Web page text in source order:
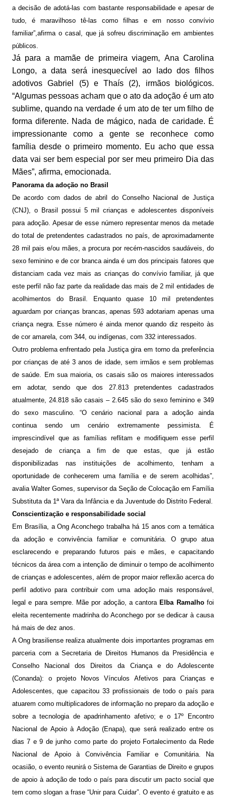
a decisão de adotá-las com bastante responsabilidade e apesar de
tudo, é maravilhoso tê-las como filhas e em nosso convívio
familiar”,afirma o casal, que já sofreu discriminação em ambientes
públicos.
Já para a mamãe de primeira viagem, Ana Carolina
Longo, a data será inesquecível ao lado dos filhos
adotivos Gabriel (5) e Thaís (2), irmãos biológicos.
“Algumas pessoas acham que o ato da adoção é um ato
sublime, quando na verdade é um ato de ter um filho de
forma diferente. Nada de mágico, nada de caridade. É
impressionante como a gente se reconhece como
família desde o primeiro momento. Eu acho que essa
data vai ser bem especial por ser meu primeiro Dia das
Mães”, afirma, emocionada.
Panorama da adoção no Brasil
De acordo com dados de abril do Conselho Nacional de Justiça
(CNJ), o Brasil possui 5 mil crianças e adolescentes disponíveis
para adoção. Apesar de esse número representar menos da metade
do total de pretendentes cadastrados no país, de aproximadamente
28 mil pais e/ou mães, a procura por recém-nascidos saudáveis, do
sexo feminino e de cor branca ainda é um dos principais fatores que
distanciam cada vez mais as crianças do convívio familiar, já que
este perfil não faz parte da realidade das mais de 2 mil entidades de
acolhimentos do Brasil. Enquanto quase 10 mil pretendentes
aguardam por crianças brancas, apenas 593 adotariam apenas uma
criança negra. Esse número é ainda menor quando diz respeito às
de cor amarela, com 344, ou indígenas, com 332 interessados.
Outro problema enfrentado pela Justiça gira em torno da preferência
por crianças de até 3 anos de idade, sem irmãos e sem problemas
de saúde. Em sua maioria, os casais são os maiores interessados
em adotar, sendo que dos 27.813 pretendentes cadastrados
atualmente, 24.818 são casais – 2.645 são do sexo feminino e 349
do sexo masculino. “O cenário nacional para a adoção ainda
continua sendo um cenário extremamente pessimista. É
imprescindível que as famílias reflitam e modifiquem esse perfil
desejado de criança a fim de que estas, que já estão
disponibilizadas nas instituições de acolhimento, tenham a
oportunidade de conhecerem uma família e de serem acolhidas”,
avalia Walter Gomes, supervisor da Seção de Colocação em Família
Substituta da 1ª Vara da Infância e da Juventude do Distrito Federal.
Conscientização e responsabilidade social
Em Brasília, a Ong Aconchego trabalha há 15 anos com a temática
da adoção e convivência familiar e comunitária. O grupo atua
esclarecendo e preparando futuros pais e mães, e capacitando
técnicos da área com a intenção de diminuir o tempo de acolhimento
de crianças e adolescentes, além de propor maior reflexão acerca do
perfil adotivo para contribuir com uma adoção mais responsável,
legal e para sempre. Mãe por adoção, a cantora Elba Ramalhofoi
eleita recentemente madrinha do Aconchego por se dedicar à causa
há mais de dez anos.
A Ong brasiliense realiza atualmente dois importantes programas em
parceria com a Secretaria de Direitos Humanos da Presidência e
Conselho Nacional dos Direitos da Criança e do Adolescente
(Conanda): o projeto Novos Vínculos Afetivos para Crianças e
Adolescentes, que capacitou 33 profissionais de todo o país para
atuarem como multiplicadores de informação no preparo da adoção e
sobre a tecnologia de apadrinhamento afetivo; e o 17º Encontro
Nacional de Apoio à Adoção (Enapa), que será realizado entre os
dias 7 e 9 de junho como parte do projeto Fortalecimento da Rede
Nacional de Apoio à Convivência Familiar e Comunitária. Na
ocasião, o evento reunirá o Sistema de Garantias de Direito e grupos
de apoio à adoção de todo o país para discutir um pacto social que
tem como slogan a frase “Unir para Cuidar”. O evento é gratuito e as